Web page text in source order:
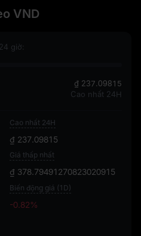
VND
giờ:
₫ 237.09815
Cao nhất 24H
Cao nhất 24H
₫ 237.09815
Giá thấp nhất
₫ 378.79491270823020915
Biến động giá (1D)
-0.82%